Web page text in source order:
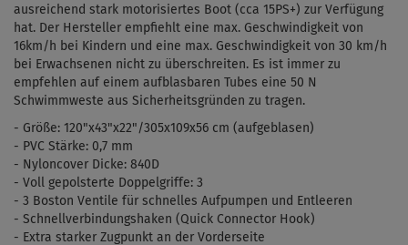
ausreichend stark motorisiertes Boot (cca 15PS+) zur Verfügung
hat. Der Hersteller empfiehlt eine max. Geschwindigkeit von
16km/h bei Kindern und eine max. Geschwindigkeit von 30 km/h
bei Erwachsenen nicht zu überschreiten. Es ist immer zu
empfehlen auf einem aufblasbaren Tubes eine 50 N
Schwimmweste aus Sicherheitsgründen zu tragen.
- Größe: 120"x43"x22"/305x109x56 cm (aufgeblasen)
- PVC Stärke: 0,7 mm
- Nyloncover Dicke: 840D
- Voll gepolsterte Doppelgriffe: 3
- 3 Boston Ventile für schnelles Aufpumpen und Entleeren
- Schnellverbindungshaken (Quick Connector Hook)
- Extra starker Zugpunkt an der Vorderseite